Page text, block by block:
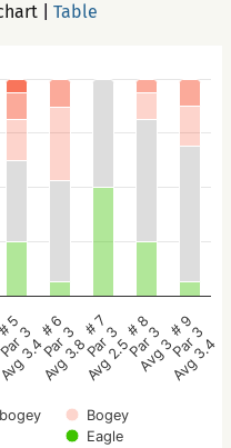
Table
Bogey
Eagle
# 53
3.4
# 6
Par 3
Avg 3.8
# 7
Par 3
Avg 2.5
# 8
Par 3
Avg 3
# 9
Par 3
Avg 3.4